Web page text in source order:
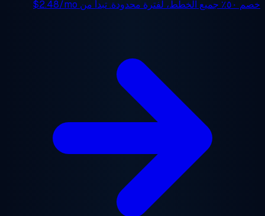
٥٠٪ جميع الخطط، لفترة محدودة. تبدأ من $2.48/mo